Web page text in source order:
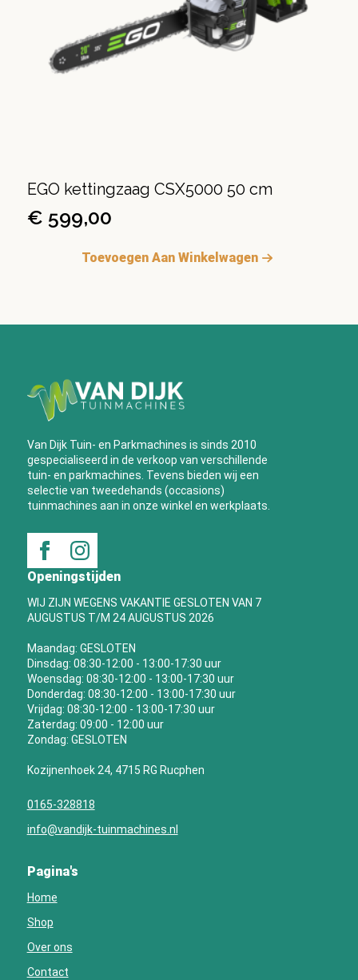
EGO kettingzaag CSX5000 50 cm
€ 599,00
Toevoegen Aan Winkelwagen
Van Dijk Tuin- en Parkmachines is sinds 2010
gespecialiseerd in de verkoop van verschillende
tuin- en parkmachines. Tevens bieden wij een
selectie van tweedehands (occasions)
tuinmachines aan in onze winkel en werkplaats.
Openingstijden
WIJ ZIJN WEGENS VAKANTIE GESLOTEN VAN 7
AUGUSTUS T/M 24 AUGUSTUS 2026
Maandag: GESLOTEN
Dinsdag: 08:30-12:00 - 13:00-17:30 uur
Woensdag: 08:30-12:00 - 13:00-17:30 uur
Donderdag: 08:30-12:00 - 13:00-17:30 uur
Vrijdag: 08:30-12:00 - 13:00-17:30 uur
Zaterdag: 09:00 - 12:00 uur
Zondag: GESLOTEN
Kozijnenhoek 24, 4715 RG Rucphen
0165-328818
info@vandijk-tuinmachines.nl
Pagina's
Home
Shop
Over ons
Contact